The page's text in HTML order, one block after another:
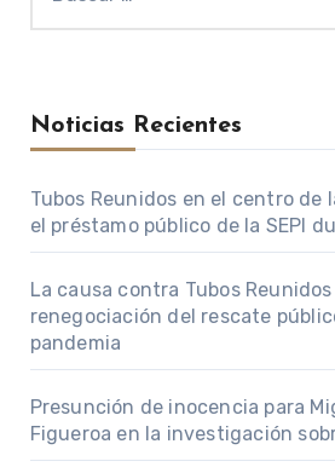
Noticias Recientes
Tubos Reunidos en el centro de
el préstamo público de la SEPI
La causa contra Tubos Reunidos
renegociación del rescate
pandemia
Presunción de inocencia para
Figueroa en la investigación